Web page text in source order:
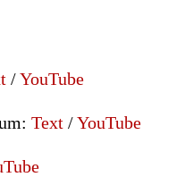
/YouTube
Text/YouTube